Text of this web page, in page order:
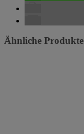
Ähnliche Produkte